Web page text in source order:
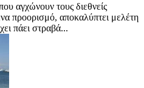
αγχώνουν τους διεθνείς
προορισμό, αποκαλύπτει μελέτη
πάει στραβά...